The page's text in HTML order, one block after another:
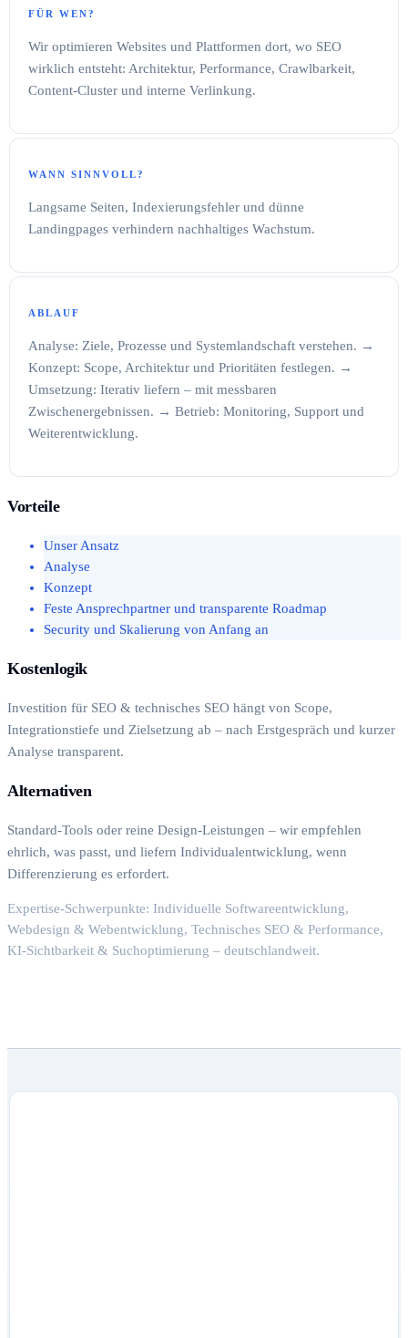
FÜR WEN?
Wir optimieren Websites und Plattformen dort, wo SEO
wirklich entsteht: Architektur, Performance, Crawlbarkeit,
Content-Cluster und interne Verlinkung.
WANN SINNVOLL?
Langsame Seiten, Indexierungsfehler und dünne
Landingpages verhindern nachhaltiges Wachstum.
ABLAUF
Analyse: Ziele, Prozesse und Systemlandschaft verstehen. →
Konzept: Scope, Architektur und Prioritäten festlegen. →
Umsetzung: Iterativ liefern – mit messbaren
Zwischenergebnissen. → Betrieb: Monitoring, Support und
Weiterentwicklung.
Vorteile
Unser Ansatz
Analyse
Konzept
Feste Ansprechpartner und transparente Roadmap
Security und Skalierung von Anfang an
Kostenlogik
Investition für SEO & technisches SEO hängt von Scope,
Integrationstiefe und Zielsetzung ab – nach Erstgespräch und kurzer
Analyse transparent.
Alternativen
Standard-Tools oder reine Design-Leistungen – wir empfehlen
ehrlich, was passt, und liefern Individualentwicklung, wenn
Differenzierung es erfordert.
Expertise-Schwerpunkte: Individuelle Softwareentwicklung,
Webdesign & Webentwicklung, Technisches SEO & Performance,
KI-Sichtbarkeit & Suchoptimierung – deutschlandweit.